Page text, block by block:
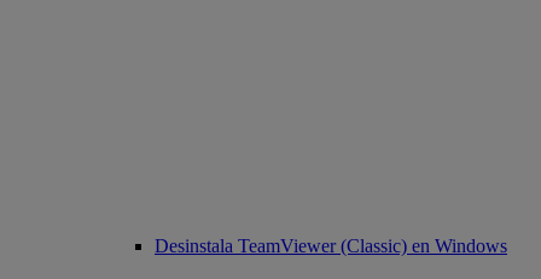
Desinstala TeamViewer (Classic) en Windows